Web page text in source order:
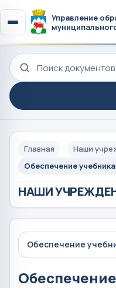
Управление
Поиск по сайту
Главная
Наши
Обеспечение
НАШИ
Обеспечение